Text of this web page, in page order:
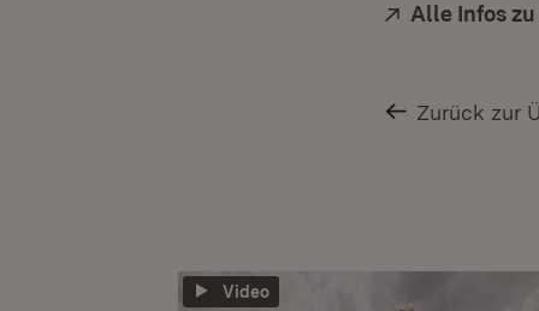
Extern:
Alle Infos
Zurück zur
Video